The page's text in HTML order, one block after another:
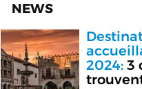
NEWS
2024:3